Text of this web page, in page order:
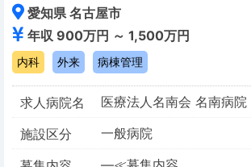
愛知県 名古屋市
年収 900万円 ～ 1,500万円
内科 外来 病棟管理
求人病院名
医療法人名南会 名南病院
施設区分
一般病院